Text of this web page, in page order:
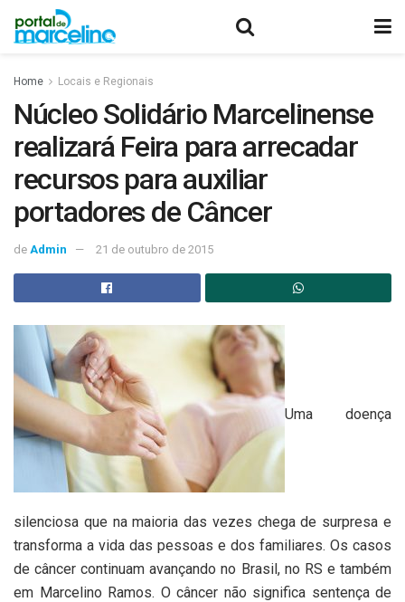
Home Locais e Regionais
Núcleo Solidário Marcelinense
realizará Feira para arrecadar
recursos para auxiliar
portadores de Câncer
de Admin 21 de outubro de 2015
Uma doença
silenciosa que na maioria das vezes chega de surpresa e
transforma a vida das pessoas e dos familiares. Os casos
de câncer continuam avançando no Brasil, no RS e também
em Marcelino Ramos. O câncer não significa sentença de